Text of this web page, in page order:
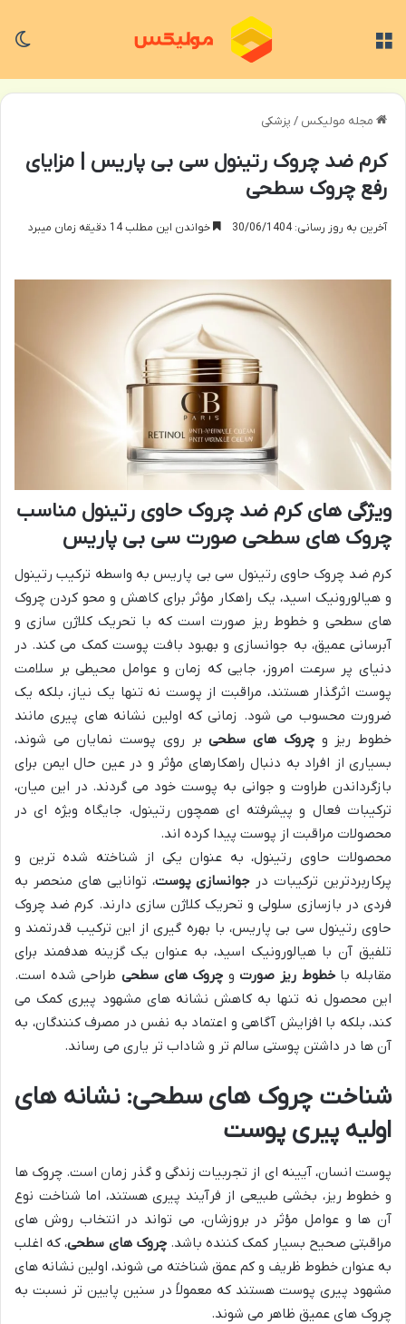
مجله مولیکس / پزشکی
کرم ضد چروک رتینول سی بی پاریس | مزایای
رفع چروک سطحی
آخرین به روز رسانی: 30/06/1404 خواندن این مطلب 14 دقیقه زمان میبرد
ویژگی های کرم ضد چروک حاوی رتینول مناسب
چروک های سطحی صورت سی بی پاریس
کرم ضد چروک حاوی رتینول سی بی پاریس به واسطه ترکیب رتینول
و هیالورونیک اسید، یک راهکار مؤثر برای کاهش و محو کردن چروک
های سطحی و خطوط ریز صورت است که با تحریک کلاژن سازی و
آبرسانی عمیق، به جوانسازی و بهبود بافت پوست کمک می کند. در
دنیای پر سرعت امروز، جایی که زمان و عوامل محیطی بر سلامت
پوست اثرگذار هستند، مراقبت از پوست نه تنها یک نیاز، بلکه یک
ضرورت محسوب می شود. زمانی که اولین نشانه های پیری مانند
خطوط ریز وچروک های سطحیبر روی پوست نمایان می شوند،
بسیاری از افراد به دنبال راهکارهای مؤثر و در عین حال ایمن برای
بازگرداندن طراوت و جوانی به پوست خود می گردند. در این میان،
ترکیبات فعال و پیشرفته ای همچون رتینول، جایگاه ویژه ای در
محصولات مراقبت از پوست پیدا کرده اند.
محصولات حاوی رتینول، به عنوان یکی از شناخته شده ترین و
پرکاربردترین ترکیبات در جوانسازی پوست، توانایی های منحصر به
فردی در بازسازی سلولی و تحریک کلاژن سازی دارند. کرم ضد چروک
حاوی رتینول سی بی پاریس، با بهره گیری از این ترکیب قدرتمند و
تلفیق آن با هیالورونیک اسید، به عنوان یک گزینه هدفمند برای
مقابله باخطوط ریز صورت و چروک های سطحی طراحی شده است.
این محصول نه تنها به کاهش نشانه های مشهود پیری کمک می
کند، بلکه با افزایش آگاهی و اعتماد به نفس در مصرف کنندگان، به
آن ها در داشتن پوستی سالم تر و شاداب تر یاری می رساند.
شناخت چروک های سطحی: نشانه های
اولیه پیری پوست
پوست انسان، آیینه ای از تجربیات زندگی و گذر زمان است. چروک ها
و خطوط ریز، بخشی طبیعی از فرآیند پیری هستند، اما شناخت نوع
آن ها و عوامل مؤثر در بروزشان، می تواند در انتخاب روش های
مراقبتی صحیح بسیار کمک کننده باشد.چروک های سطحی، که اغلب
به عنوان خطوط ظریف و کم عمق شناخته می شوند، اولین نشانه های
مشهود پیری پوست هستند که معمولاً در سنین پایین تر نسبت به
چروک های عمیق ظاهر می شوند.